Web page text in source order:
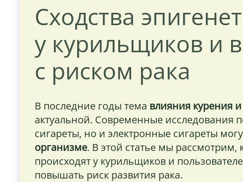
Сходства
у курильщиков и
с риском рака
В последние годы тема влияния курения
актуальной. Современные исследования
сигареты, но и электронные сигареты
организме. В этой статье мы
происходят у курильщиков и
повышать риск развития рака.